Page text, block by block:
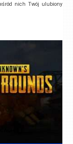
nich Twój ulubiony